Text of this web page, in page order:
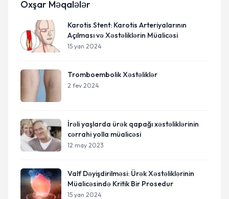
Oxşar Məqalələr
Karotis Stent: Karotis Arteriyalarının
Açılması və Xəstəliklərin Müalicəsi
15 yan 2024
Tromboembolik Xəstəliklər
2 fev 2024
İrəli yaşlarda ürək qapağı xəstəliklərinin
cərrahi yolla müalicəsi
12 may 2023
Valf Dəyişdirilməsi: Ürək Xəstəliklərinin
Müalicəsində Kritik Bir Prosedur
15 yan 2024